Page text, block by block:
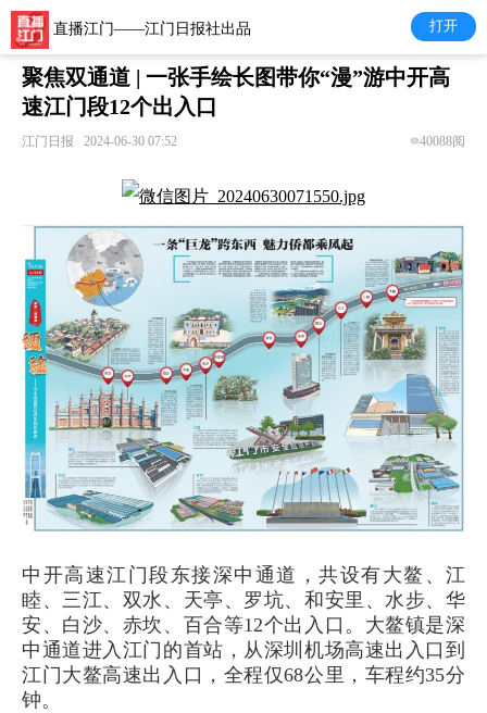
直播江门——江门日报社出品 打开
聚焦双通道 | 一张手绘长图带你“漫”游中开高
速江门段12个出入口
江门日报 2024-06-30 07:52 40088阅
中开高速江门段东接深中通道，共设有大鳌、江
睦、三江、双水、天亭、罗坑、和安里、水步、华
安、白沙、赤坎、百合等12个出入口。大鳌镇是深
中通道进入江门的首站，从深圳机场高速出入口到
江门大鳌高速出入口，全程仅68公里，车程约35分
钟。